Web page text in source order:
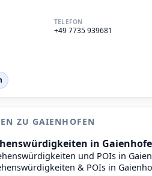
TELEFON
+49 7735 939681
ZU GAIENHOFEN
in
und POIs in
& POIs in